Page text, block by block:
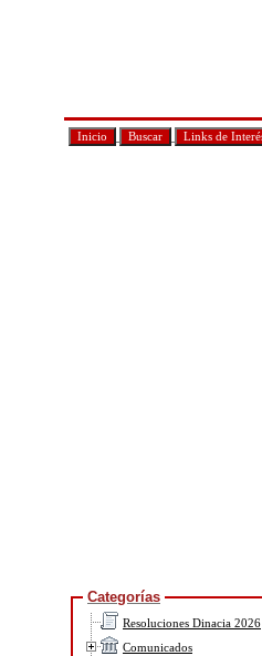
Categorías
Resoluciones Dinacia 2026
Comunicados